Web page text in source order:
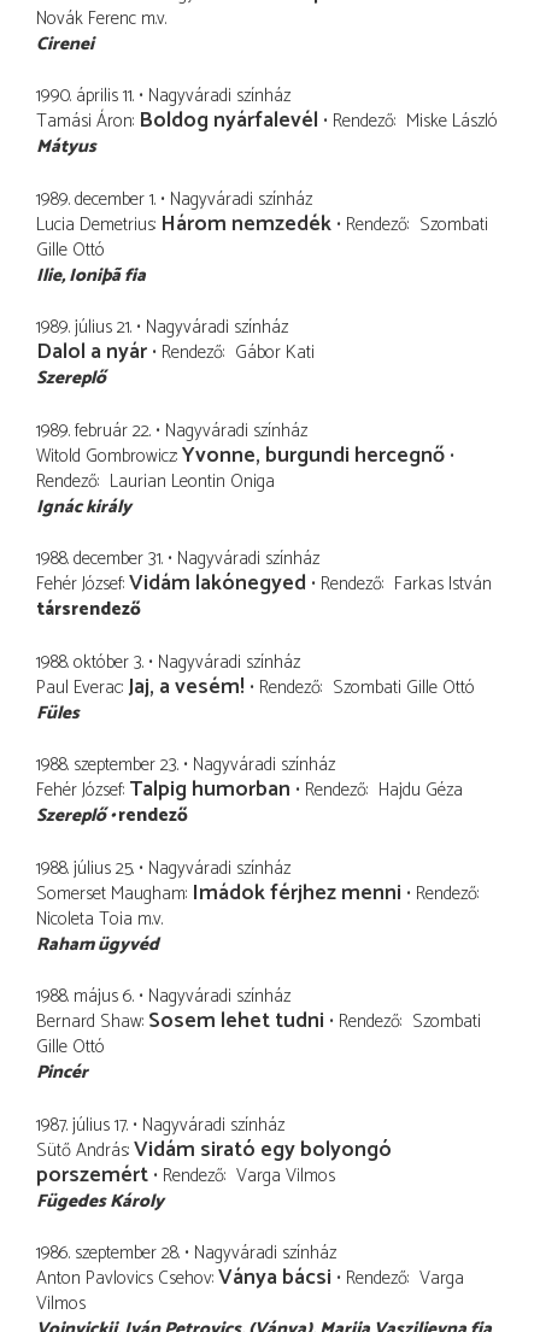
Novák Ferenc m.v.
Cirenei
1990. április 11. Nagyváradi színház
Tamási Áron Boldog nyárfalevél Rendező Miske László
Mátyus
1989. december 1. Nagyváradi színház
Lucia Demetrius Három nemzedék Rendező Szombati
Gille Ottó
Ilie Ioniþã fia
1989. július 21. Nagyváradi színház
Dalol a nyár Rendező Gábor Kati
Szereplő
1989. február 22. Nagyváradi színház
Witold Gombrowicz Yvonne, burgundi hercegnő
Rendező Laurian Leontin Oniga
Ignác király
1988. december 31. Nagyváradi színház
Fehér József Vidám lakónegyed Rendező Farkas István
társrendező
1988. október 3. Nagyváradi színház
Paul Everac Jaj, a vesém! Rendező Szombati Gille Ottó
Füles
1988. szeptember 23. Nagyváradi színház
Fehér József Talpig humorban Rendező Hajdu Géza
Szereplő rendező
1988. július 25. Nagyváradi színház
Somerset Maugham Imádok férjhez menni Rendező
Nicoleta Toia m.v.
Raham ügyvéd
1988. május 6. Nagyváradi színház
Bernard Shaw Sosem lehet tudni Rendező Szombati
Gille Ottó
Pincér
1987. július 17. Nagyváradi színház
Sütő András Vidám sirató egy bolyongó
porszemért Rendező Varga Vilmos
Fügedes Károly
1986. szeptember 28. Nagyváradi színház
Anton Pavlovics Csehov Ványa bácsi Rendező Varga
Vilmos